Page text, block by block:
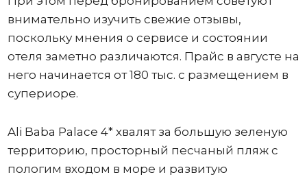
внимательно изучить свежие отзывы,
поскольку мнения о сервисе и состоянии
отеля заметно различаются. Прайс в августе на
него начинается от 180 тыс. с размещением в
супериоре.
Ali Baba Palace 4* хвалят за большую зеленую
территорию, просторный песчаный пляж с
пологим входом в море и развитую